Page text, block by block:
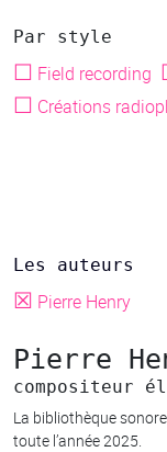
Par style
☐ Field recording
☐ Créations
Les auteurs
☒ Pierre Henry
Pierre
compositeur
La bibliothèque
toute l’année 2025.